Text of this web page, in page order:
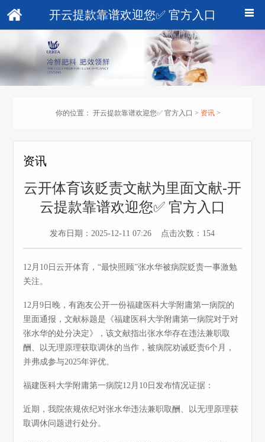
开云提款靠谱欢迎您✅ 官方入口
你的位置： 开云提款靠谱欢迎您✅ 官方入口 > 资讯>
资讯
云开体育该贬责文献为里面文献-开
云提款靠谱欢迎您✅ 官方入口
发布日期：2025-12-11 07:26 点击次数：154
12月10日云开体育，“最快照顾”张水华被病院贬责一事激勉
关注。
12月9日晚，有跑友公开一份福建医科大学附庸第一病院的
里面通报，文献标题是《福建医科大学附庸第一病院对于对
张水华的处分决定》，该文献指出张水华存在违法兼职取
酬、以无理原理获取调休的当作，被病院劝诫贬责6个月，
并弗成参与2025年评优。
福建医科大学附庸第一病院12月10日发布情况证据：
近期，我院依规依纪对张水华违法兼职取酬、以无理原理获
取调休问题进行处分。